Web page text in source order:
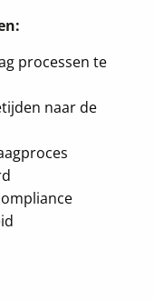
processen te
naar de